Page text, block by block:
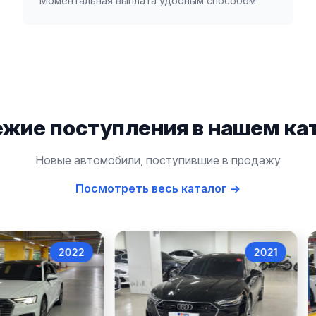
поступления в нашем
Новые автомобили, поступившие в продажу
Посмотреть весь каталог →
Audi A6
2022
Audi A7
2021